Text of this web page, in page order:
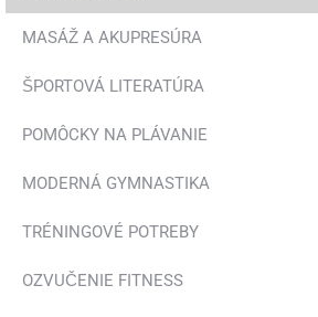
MASÁŽ A AKUPRESÚRA
ŠPORTOVÁ LITERATÚRA
POMÔCKY NA PLÁVANIE
MODERNÁ GYMNASTIKA
TRÉNINGOVÉ POTREBY
OZVUČENIE FITNESS